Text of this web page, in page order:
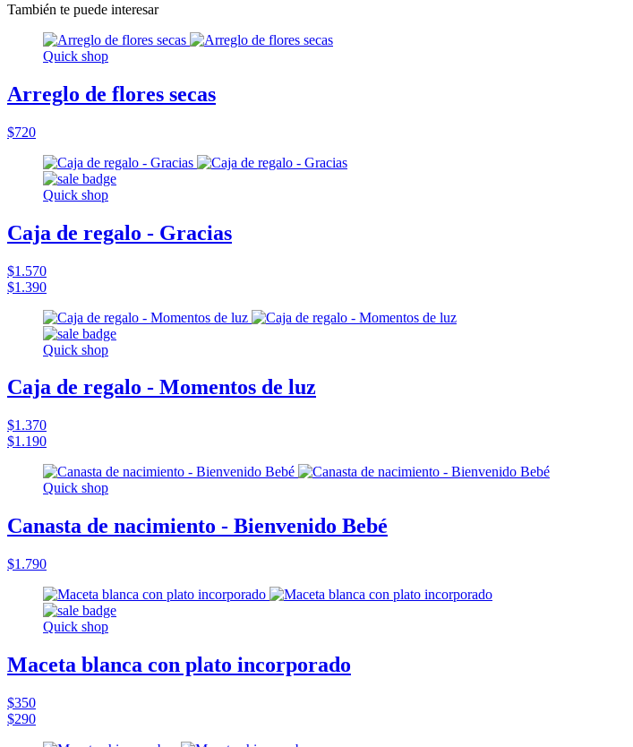
También te puede interesar
Quick shop
Arreglo de flores secas
$720
Quick shop
Caja de regalo - Gracias
$1.570
$1.390
Quick shop
Caja de regalo - Momentos de luz
$1.370
$1.190
Quick shop
Canasta de nacimiento - Bienvenido Bebé
$1.790
Quick shop
Maceta blanca con plato incorporado
$350
$290